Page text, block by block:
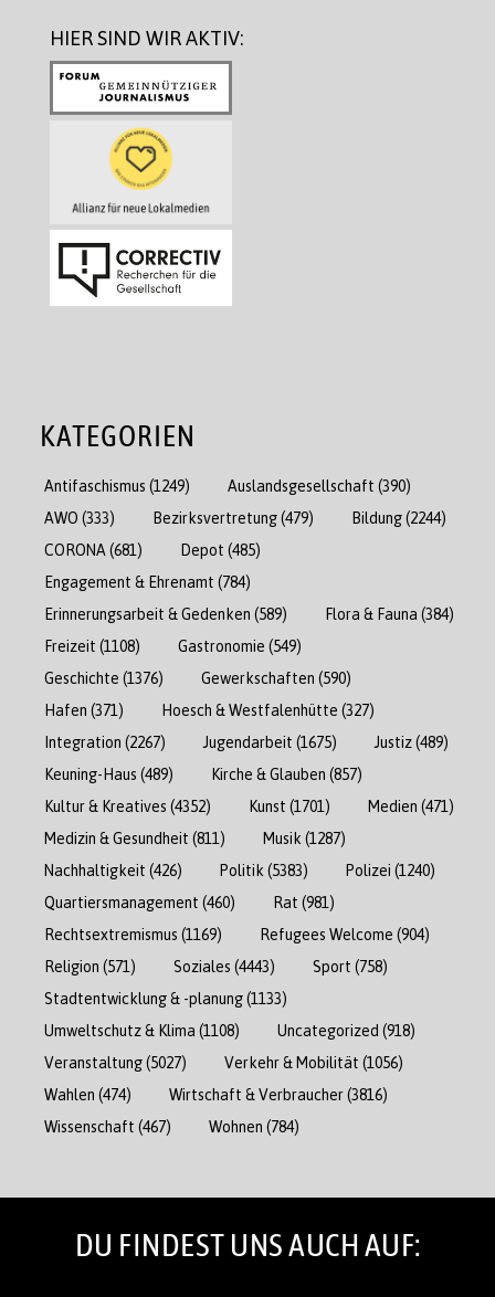
HIER SIND WIR AKTIV:
KATEGORIEN
Antifaschismus (1249) Auslandsgesellschaft (390)
AWO (333) Bezirksvertretung(479) Bildung(2244)
CORONA (681) Depot (485)
Engagement & Ehrenamt (784)
Erinnerungsarbeit & Gedenken (589) Flora & Fauna (384)
Freizeit (1108) Gastronomie (549)
Geschichte (1376) Gewerkschaften (590)
Hafen (371) Hoesch & Westfalenhütte (327)
Integration (2267) Jugendarbeit (1675) Justiz(489)
Keuning-Haus (489) Kirche & Glauben (857)
Kultur & Kreatives (4352) Kunst (1701) Medien (471)
Medizin & Gesundheit (811) Musik (1287)
Nachhaltigkeit (426) Politik (5383) Polizei (1240)
Quartiersmanagement (460) Rat (981)
Rechtsextremismus (1169) Refugees Welcome (904)
Religion (571) Soziales (4443) Sport (758)
Stadtentwicklung & -planung(1133)
Umweltschutz & Klima (1108) Uncategorized (918)
Veranstaltung(5027) Verkehr & Mobilität (1056)
Wahlen (474) Wirtschaft & Verbraucher(3816)
Wissenschaft (467) Wohnen (784)
DU FINDEST UNS AUCH AUF: